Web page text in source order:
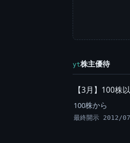
yt株主優待
【3月】100株
100株から
最終開示 2012/